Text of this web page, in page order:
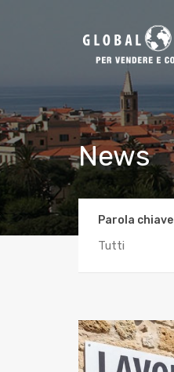
News
Parola chiave